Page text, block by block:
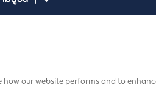
how our website performs and to